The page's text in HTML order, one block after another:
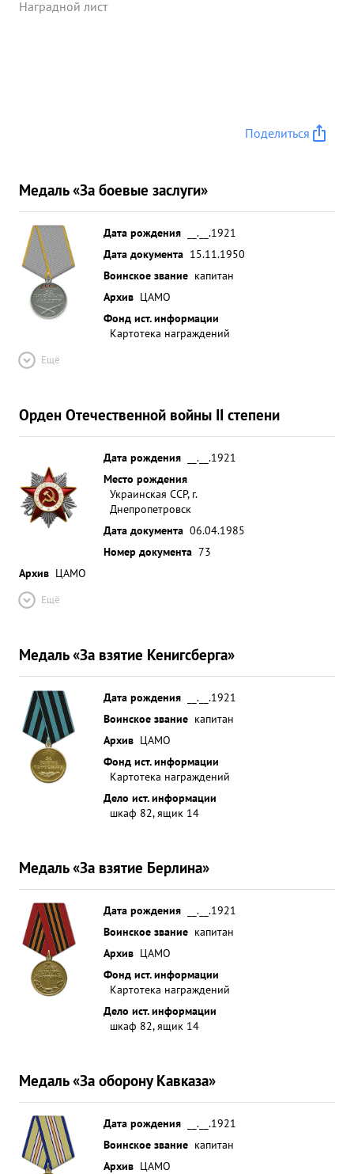
комсомольцы - за мной" увлек бойцов вперед в
Наградной лист
Поделиться
Медаль «За боевые заслуги»
Дата рождения
__.__.1921
Дата документа 15.11.1950
Воинское звание капитан
Архив ЦАМО
Фонд ист. информации
Картотека награждений
Ещё
Орден Отечественной войны II степени
Дата рождения
__.__.1921
Место рождения
Украинская ССР, г.
Днепропетровск
Дата документа 06.04.1985
Номер документа 73
Архив ЦАМО
Ещё
Медаль «За взятие Кенигсберга»
Дата рождения
__.__.1921
Воинское звание капитан
Архив ЦАМО
Фонд ист. информации
Картотека награждений
Дело ист. информации
шкаф 82, ящик 14
Медаль «За взятие Берлина»
Дата рождения
__.__.1921
Воинское звание капитан
Архив ЦАМО
Фонд ист. информации
Картотека награждений
Дело ист. информации
шкаф 82, ящик 14
Медаль «За оборону Кавказа»
Дата рождения
__.__.1921
Воинское звание капитан
Архив ЦАМО